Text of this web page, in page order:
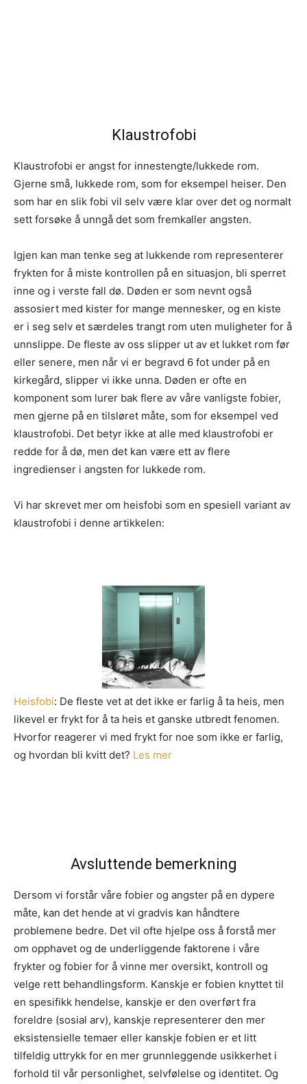
Klaustrofobi
Klaustrofobi er angst for innestengte/lukkede rom.
Gjerne små, lukkede rom, som for eksempel heiser. Den
som har en slik fobi vil selv være klar over det og normalt
sett forsøke å unngå det som fremkaller angsten.
Igjen kan man tenke seg at lukkende rom representerer
frykten for å miste kontrollen på en situasjon, bli sperret
inne og i verste fall dø. Døden er som nevnt også
assosiert med kister for mange mennesker, og en kiste
er i seg selv et særdeles trangt rom uten muligheter for å
unnslippe. De fleste av oss slipper ut av et lukket rom før
eller senere, men når vi er begravd 6 fot under på en
kirkegård, slipper vi ikke unna. Døden er ofte en
komponent som lurer bak flere av våre vanligste fobier,
men gjerne på en tilsløret måte, som for eksempel ved
klaustrofobi. Det betyr ikke at alle med klaustrofobi er
redde for å dø, men det kan være ett av flere
ingredienser i angsten for lukkede rom.
Vi har skrevet mer om heisfobi som en spesiell variant av
klaustrofobi i denne artikkelen:
Heisfobi: De fleste vet at det ikke er farlig å ta heis, men
likevel er frykt for å ta heis et ganske utbredt fenomen.
Hvorfor reagerer vi med frykt for noe som ikke er farlig,
og hvordan bli kvitt det? Les mer
Avsluttende bemerkning
Dersom vi forstår våre fobier og angster på en dypere
måte, kan det hende at vi gradvis kan håndtere
problemene bedre. Det vil ofte hjelpe oss å forstå mer
om opphavet og de underliggende faktorene i våre
frykter og fobier for å vinne mer oversikt, kontroll og
velge rett behandlingsform. Kanskje er fobien knyttet til
en spesifikk hendelse, kanskje er den overført fra
foreldre (sosial arv), kanskje representerer den mer
eksistensielle temaer eller kanskje fobien er et litt
tilfeldig uttrykk for en mer grunnleggende usikkerhet i
forhold til vår personlighet, selvfølelse og identitet. Og